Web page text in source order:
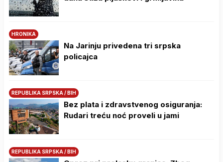
HRONIKA
Na Јarinju privedena tri srpska
policajca
REPUBLIKA SRPSKA / BIH
Bez plata i zdravstvenog osiguranja:
Rudari treću noć proveli u jami
REPUBLIKA SRPSKA / BIH